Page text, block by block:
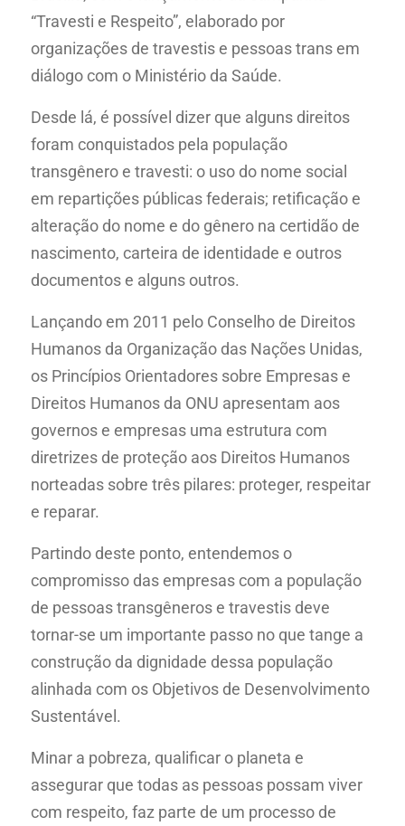
“Travesti e Respeito”, elaborado por
organizações de travestis e pessoas trans em
diálogo com o Ministério da Saúde.
Desde lá, é possível dizer que alguns direitos
foram conquistados pela população
transgênero e travesti: o uso do nome social
em repartições públicas federais; retificação e
alteração do nome e do gênero na certidão de
nascimento, carteira de identidade e outros
documentos e alguns outros.
Lançando em 2011 pelo Conselho de Direitos
Humanos da Organização das Nações Unidas,
os Princípios Orientadores sobre Empresas e
Direitos Humanos da ONU apresentam aos
governos e empresas uma estrutura com
diretrizes de proteção aos Direitos Humanos
norteadas sobre três pilares: proteger, respeitar
e reparar.
Partindo deste ponto, entendemos o
compromisso das empresas com a população
de pessoas transgêneros e travestis deve
tornar-se um importante passo no que tange a
construção da dignidade dessa população
alinhada com os Objetivos de Desenvolvimento
Sustentável.
Minar a pobreza, qualificar o planeta e
assegurar que todas as pessoas possam viver
com respeito, faz parte de um processo de